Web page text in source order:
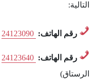
التالية:
رقم الهاتف: ‎24123090‎‏ ‏
رقم الهاتف: ‎24123640‎‏ ‏
الرستاق)